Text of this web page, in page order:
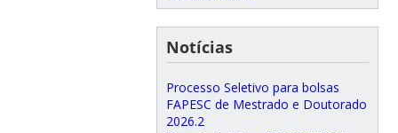
Notícias
Processo Seletivo para bolsas
FAPESC de Mestrado e Doutorado
2026.2